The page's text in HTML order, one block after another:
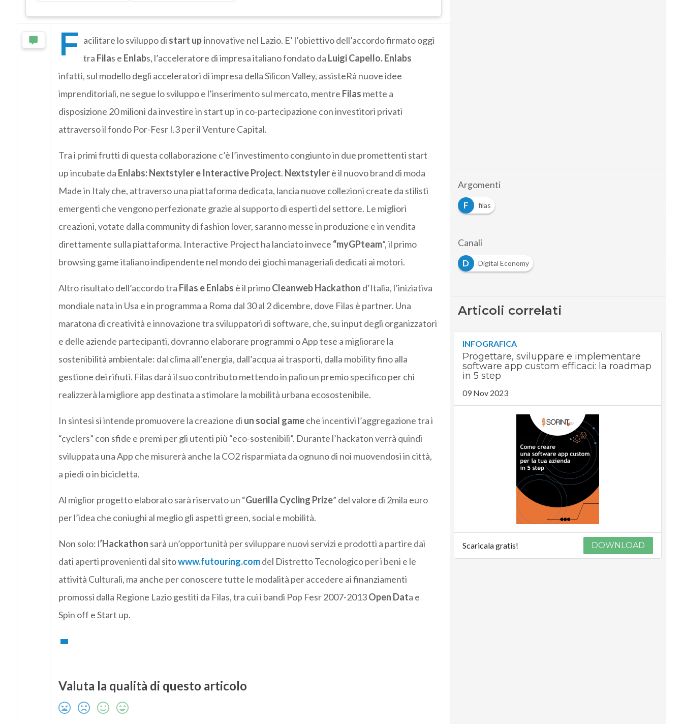
F acilitare lo sviluppo di start up innovative nel Lazio. E’ l’obiettivo dell’accordo firmato oggi
tra Filas e Enlabs, l’acceleratore di impresa italiano fondato da Luigi Capello. Enlabs
infatti, sul modello degli acceleratori di impresa della Silicon Valley, assisteRà nuove idee
imprenditoriali, ne segue lo sviluppo e l’inserimento sul mercato, mentre Filas mette a
disposizione 20 milioni da investire in start up in co-partecipazione con investitori privati
attraverso il fondo Por-Fesr I.3 per il Venture Capital.
Tra i primi frutti di questa collaborazione c’è l’investimento congiunto in due promettenti start
up incubate da Enlabs: Nextstyler e Interactive Project. Nextstylerè il nuovo brand di moda
Made in Italy che, attraverso una piattaforma dedicata, lancia nuove collezioni create da stilisti
emergenti che vengono perfezionate grazie al supporto di esperti del settore. Le migliori
creazioni, votate dalla community di fashion lover, saranno messe in produzione e in vendita
direttamente sulla piattaforma. Interactive Project ha lanciato invece “myGPteam”, il primo
browsing game italiano indipendente nel mondo dei giochi manageriali dedicati ai motori.
Altro risultato dell’accordo tra Filas e Enlabs è il primoCleanweb Hackathon d’Italia, l’iniziativa
mondiale nata in Usa e in programma a Roma dal 30 al 2 dicembre, dove Filas è partner. Una
maratona di creatività e innovazione tra sviluppatori di software, che, su input degli organizzatori
e delle aziende partecipanti, dovranno elaborare programmi o App tese a migliorare la
sostenibilità ambientale: dal clima all’energia, dall’acqua ai trasporti, dalla mobility fino alla
gestione dei rifiuti. Filas darà il suo contributo mettendo in palio un premio specifico per chi
realizzerà la migliore app destinata a stimolare la mobilità urbana ecosostenibile.
In sintesi si intende promuovere la creazione di un social gameche incentivi l’aggregazione tra i
“cyclers” con sfide e premi per gli utenti più “eco-sostenibili”. Durante l’hackaton verrà quindi
sviluppata una App che misurerà anche la CO2 risparmiata da ognuno di noi muovendosi in città,
a piedi o in bicicletta.
Al miglior progetto elaborato sarà riservato un “Guerilla Cycling Prize” del valore di 2mila euro
per l’idea che coniughi al meglio gli aspetti green, social e mobilità.
Non solo: l’Hackathon sarà un’opportunità per sviluppare nuovi servizi e prodotti a partire dai
dati aperti provenienti dal sitowww.futouring.comdel Distretto Tecnologico per i beni e le
attività Culturali, ma anche per conoscere tutte le modalità per accedere ai finanziamenti
promossi dalla Regione Lazio gestiti da Filas, tra cui i bandi Pop Fesr 2007-2013Open Data e
Spin off e Start up.
Valuta la qualità di questo articolo
Argomenti
F
filas
Canali
D
Digital Economy
Articoli correlati
INFOGRAFICA
Progettare, sviluppare e implementare
software app custom efficaci: la roadmap
in 5 step
09 Nov 2023
Scaricala gratis! DOWNLOAD